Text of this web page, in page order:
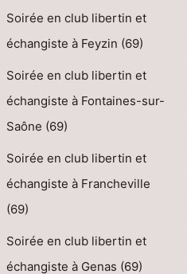
Soirée en club libertin et
échangiste à Feyzin (69)
Soirée en club libertin et
échangiste à Fontaines-sur-
Saône (69)
Soirée en club libertin et
échangiste à Francheville
(69)
Soirée en club libertin et
échangiste à Genas (69)